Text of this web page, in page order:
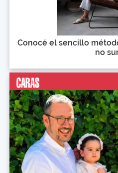
Conocé el sencillo
no